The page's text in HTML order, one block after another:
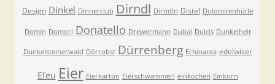
Design Dinkel Dinnerclub Dirndl Dirndln Distel Dolomitenhütte
Domin Domori Donatello Drewermann Dubai Dulcis Dunkelheit
Dunkelsteinerwald Dörrobst Dürrenberg Echinacea edelwiser
Efeu Eier Eierkarton Eierschwammerl einkochen Einkorn